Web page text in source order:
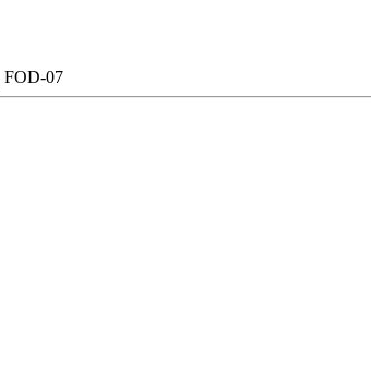
پرده زبرا پلیسه تصویری طرح مرغ بریونی کد FOD-07